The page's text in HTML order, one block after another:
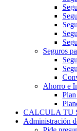
Seguros
Ahorro e
CALCULA TU
Administración